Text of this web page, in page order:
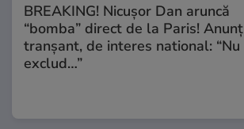
BREAKING! Nicușor Dan aruncă
“bomba” direct de la Paris! Anunț
tranșant, de interes national: “Nu
exclud…”